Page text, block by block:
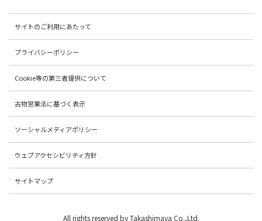
サイトのご利用にあたって
プライバシーポリシー
Cookie等の第三者提供について
古物営業法に基づく表示
ソーシャルメディアポリシー
ウェブアクセシビリティ方針
サイトマップ
All rights reserved by Takashimaya Co.,Ltd.